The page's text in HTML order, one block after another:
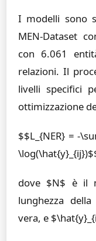
I modelli sono
MEN-Dataset
con 6.061
relazioni. Il
livelli specifici
ottimizzazione
$$L_{NER} = -
dove $N$ è il
lunghezza
vera, e